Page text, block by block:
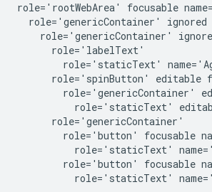
role='rootWebArea' focusable
  role='genericContainer' ignored
role='genericContainer'
      role='labelText'
role='staticText'
role='spinButton' editable
role='genericContainer'
role='staticText'
      role='genericContainer'
role='button' focusable
role='staticText'
role='button' focusable